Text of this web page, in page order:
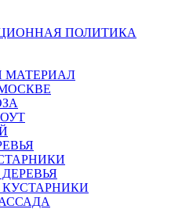
ПОЛИТИКА
МАТЕРИАЛ